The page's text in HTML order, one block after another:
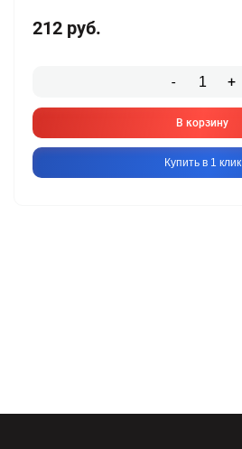
212 руб.
- +
В корзину
Купить в 1 клик